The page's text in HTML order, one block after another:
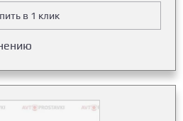
в 1 клик